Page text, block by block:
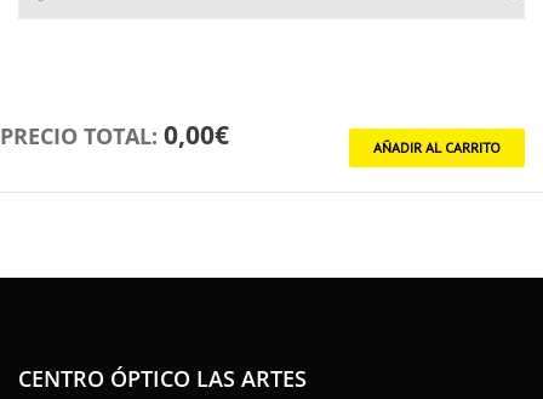
PRECIO TOTAL: 0,00€
CENTRO ÓPTICO LAS ARTES